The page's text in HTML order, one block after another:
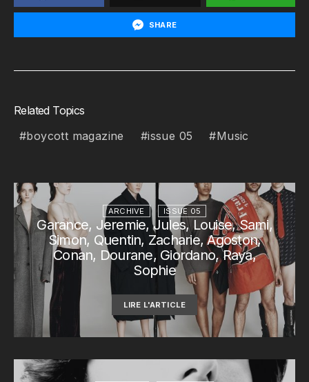
SHARE
Related Topics
boycott magazine
issue 05 Music
ARCHIVE ISSUE 05
Garance, Jeremie, Jules, Louise, Sami,
Simon, Quentin, Zacharie, Agoston,
Conan, Dourane, Giordano, Raya,
Sophie
LIRE L'ARTICLE